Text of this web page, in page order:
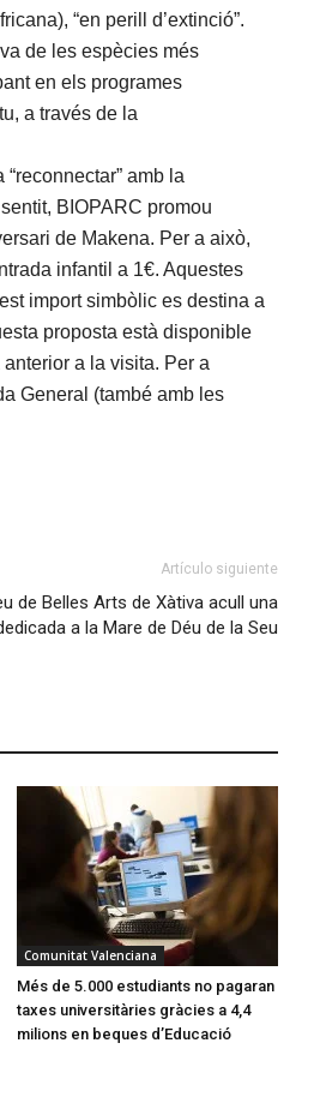
“en perill d’extinció”.
de les espècies més
en els programes
a través de la
amb la
BIOPARC promou
de Makena. Per a això,
infantil a 1€. Aquestes
import simbòlic es destina a
proposta està disponible
a la visita. Per a
General (també amb les
Artículo siguiente
de Belles Arts de Xàtiva acull una
a la Mare de Déu de la Seu
Comunitat Valenciana
Més de 5.000 estudiants no pagaran
taxes universitàries gràcies a 4,4
milions en beques d’Educació